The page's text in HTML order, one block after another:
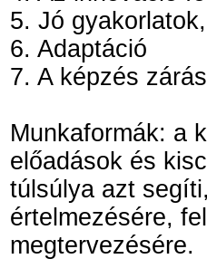
5. Jó
6. Adaptáció
7. A képzés
Munkaformák: a
előadások és
túlsúlya azt
értelmezésére,
megtervezésére.